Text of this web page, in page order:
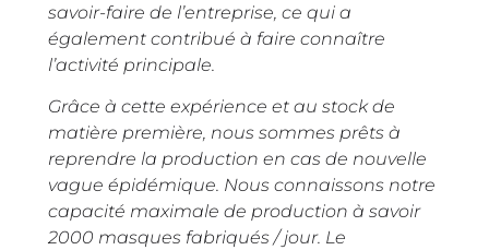
savoir-faire de l’entreprise, ce qui a
également contribué à faire connaître
l’activité principale.
Grâce à cette expérience et au stock de
matière première, nous sommes prêts à
reprendre la production en cas de nouvelle
vague épidémique. Nous connaissons notre
capacité maximale de production à savoir
2000 masques fabriqués / jour. Le